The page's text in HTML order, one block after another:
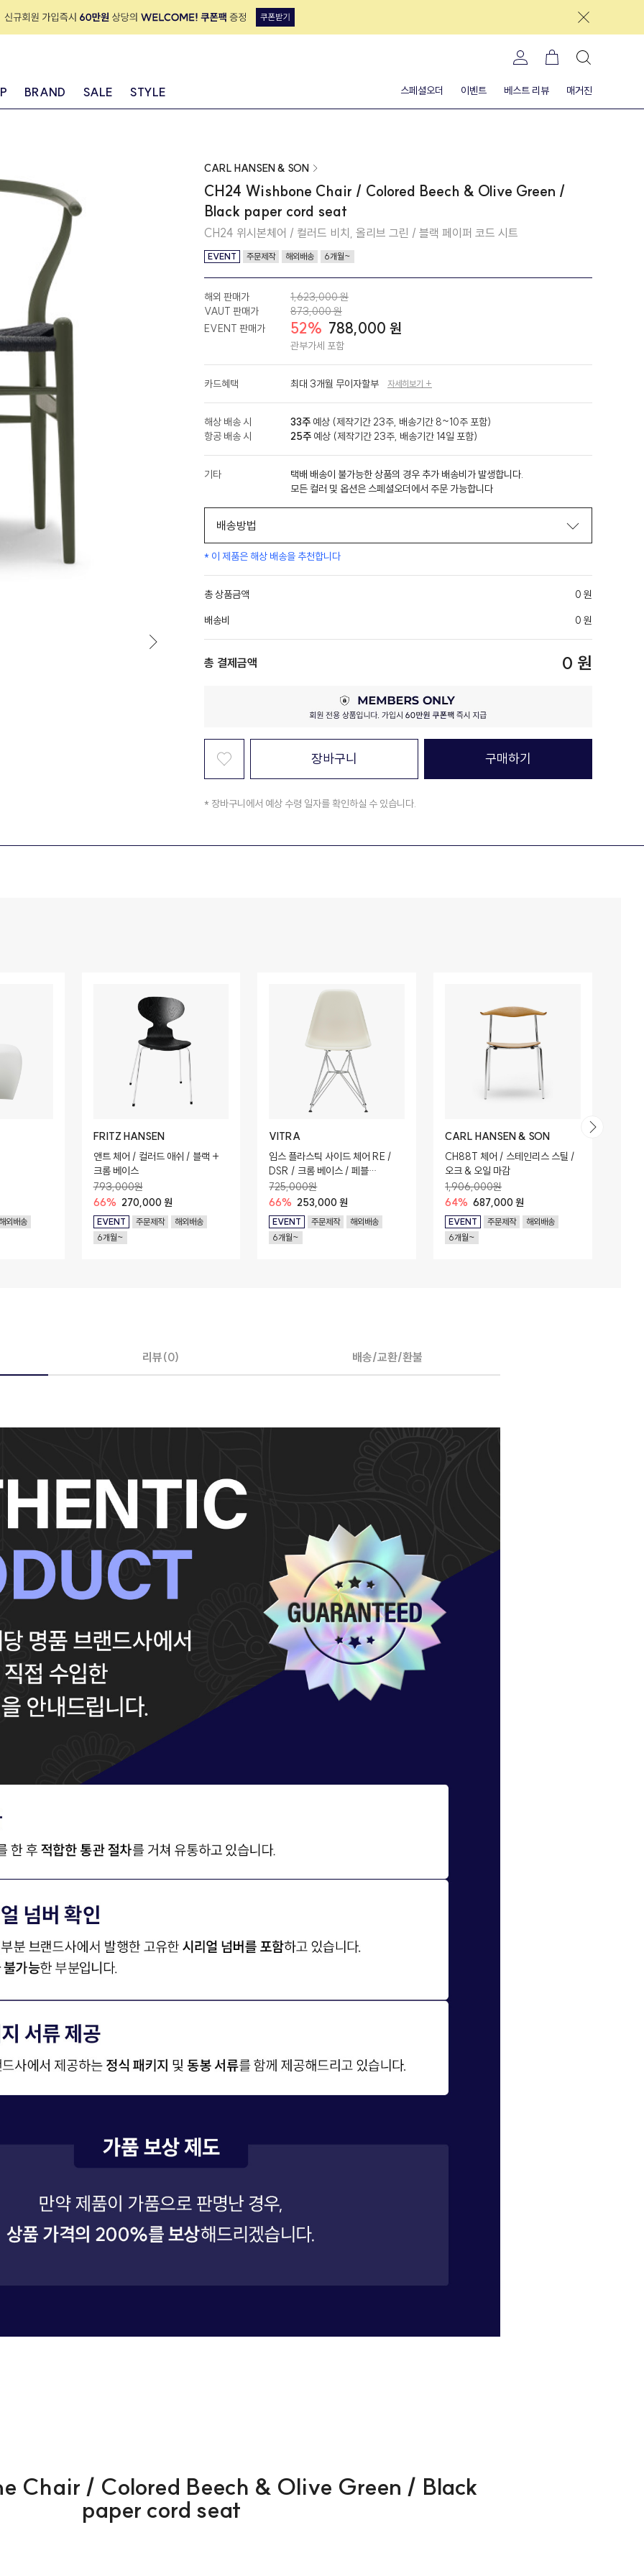
BRAND SALE STYLE 스페셜오더 이벤트 베스트 리뷰 매거진
CARL HANSEN & SON
CH24 Wishbone Chair / Colored Beech & Olive Green /
Black paper cord seat
CH24 위시본체어 / 컬러드 비치, 올리브 그린 / 블랙 페이퍼 코드 시트
EVENT 주문제작 해외배송 6개월~
해외 판매가
1,623,000 원
VAUT 판매가
873,000 원
EVENT 판매가
52% 788,000 원
관부가세 포함
카드혜택 최대 3개월 무이자할부 자세히보기 +
해상 배송 시 33주 예상 (제작기간 23주, 배송기간 8~10주 포함)
항공 배송 시
25주 예상 (제작기간 23주, 배송기간 14일 포함)
기타
택배 배송이 불가능한 상품의 경우 추가 배송비가 발생합니다.
모든 컬러 및 옵션은 스페셜오더에서 주문 가능합니다
배송방법
* 이 제품은 해상 배송을 추천합니다
총 상품금액
0 원
배송비
0 원
총 결제금액 0 원
장바구니 구매하기
* 장바구니에서 예상 수령 일자를 확인하실 수 있습니다.
외배송
FRITZ HANSEN
앤트 체어 / 컬러드 애쉬 / 블랙 +
크롬 베이스
793,000원
66% 270,000 원
EVENT 주문제작
해외배송
6개월~
VITRA
임스 플라스틱 사이드 체어 RE /
DSR / 크롬 베이스 / 페블
(Recycled Plastic 버전)
725,000원
66% 253,000 원
EVENT 주문제작
해외배송
6개월~
CARL HANSEN & SON
CH88T 체어 / 스테인리스 스틸 /
오크 & 오일 마감
1,906,000원
64% 687,000 원
EVENT 주문제작
해외배송
6개월~
리뷰(0) 배송/교환/환불
Chair / Colored Beech & Olive Green / Black
paper cord seat